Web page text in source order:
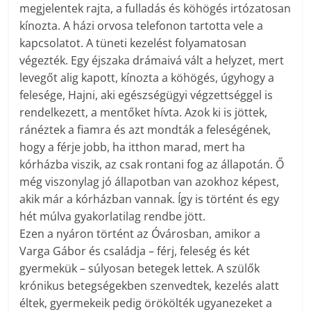
megjelentek rajta, a fulladás és köhögés irtózatosan
kínozta. A házi orvosa telefonon tartotta vele a
kapcsolatot. A tüneti kezelést folyamatosan
végezték. Egy éjszaka drámaivá vált a helyzet, mert
levegőt alig kapott, kínozta a köhögés, úgyhogy a
felesége, Hajni, aki egészségügyi végzettséggel is
rendelkezett, a mentőket hívta. Azok ki is jöttek,
ránéztek a fiamra és azt mondták a feleségének,
hogy a férje jobb, ha itthon marad, mert ha
kórházba viszik, az csak rontani fog az állapotán. Ő
még viszonylag jó állapotban van azokhoz képest,
akik már a kórházban vannak. Így is történt és egy
hét múlva gyakorlatilag rendbe jött.
Ezen a nyáron történt az Óvárosban, amikor a
Varga Gábor és családja – férj, feleség és két
gyermekük – súlyosan betegek lettek. A szülők
krónikus betegségekben szenvedtek, kezelés alatt
éltek, gyermekeik pedig örökölték ugyanezeket a